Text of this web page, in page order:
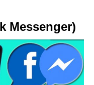
Messenger)